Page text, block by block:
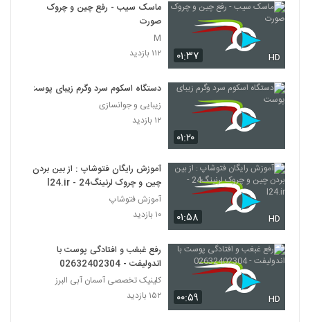
۰۱:۳۷ HD
ماسک سیب - رفع چین و چروک
صورت
M
۱۱۲ بازدید
۰۱:۲۰
دستگاه اسکوم سرد وگرم زیبای پوست
زیبایی و جوانسازی
۱۲ بازدید
۰۱:۵۸ HD
آموزش رایگان فتوشاپ : از بین بردن
چین و چروک لرنینگ24 - l24.ir
آموزش فتوشاپ
۱۰ بازدید
۰۰:۵۹ HD
رفع غبغب و افتادگی پوست با
اندولیفت - 02632402304
کلینیک تخصصی آسمان آبی البرز
۱۵۲ بازدید